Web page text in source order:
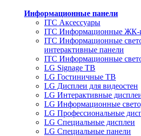
Информационные панели
ITC Аксессуары
ITC Информационные ЖК-
ITC Информационные
интерактивные панели
ITC Информационные
LG Signage ТВ
LG Гостиничные ТВ
LG Дисплеи для видеостен
LG Интерактивные
LG Информационные
LG Профессиональные
LG Специальные дисплеи
LG Специальные панели